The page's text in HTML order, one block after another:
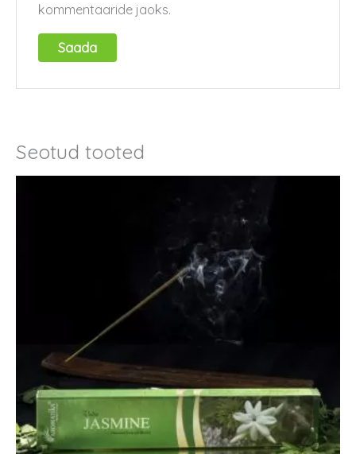
kommentaaride jaoks.
Seotud tooted